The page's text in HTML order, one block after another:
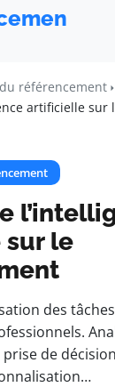
référencement
artificielle
le
des
de